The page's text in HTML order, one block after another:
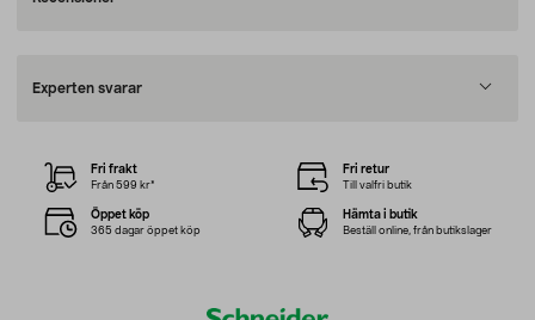
Experten svarar
Fri frakt
Från 599 kr*
Fri retur
Till valfri butik
Öppet köp
365 dagar öppet köp
Hämta i butik
Beställ online, från butikslager